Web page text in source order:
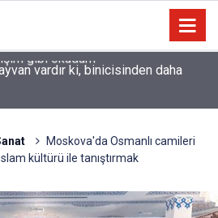
vardır ki, binicisinden daha
Moskova'da Osmanlı camileri
kültürü ile tanıştırmak